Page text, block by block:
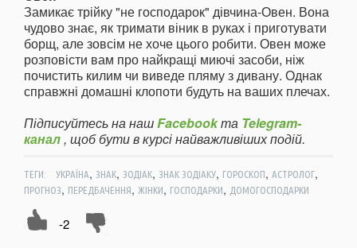
Замикає трійку "не господарок" дівчина-Овен. Вона
чудово знає, як тримати віник в руках і приготувати
борщ, але зовсім не хоче цього робити. Овен може
розповісти вам про найкращі миючі засоби, ніж
почистить килим чи виведе пляму з дивану. Однак
справжні домашні клопоти будуть на ваших плечах.
Підписуйтесь на нашFacebookта Telegram-
канал, щоб бути в курсі найважливіших подій.
ТЕГИ: УКРАЇНА, ЗНАК, ЗОДІАК, ЗНАК ЗОДІАКУ, ГОРОСКОП, АСТРОЛОГ,
ПРОГНОЗ, ПЕРЕДБАЧЕННЯ, ЖІНКИ, ГОСПОДАРКИ, ДОМОГОСПОДАРКИ
-2